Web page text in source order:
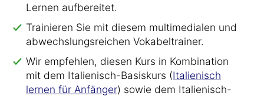
Lernen aufbereitet.
Trainieren Sie mit diesem multimedialen und
abwechslungsreichen Vokabeltrainer.
Wir empfehlen, diesen Kurs in Kombination
mit dem Italienisch-Basiskurs (Italienisch
lernen für Anfänger) sowie dem Italienisch-